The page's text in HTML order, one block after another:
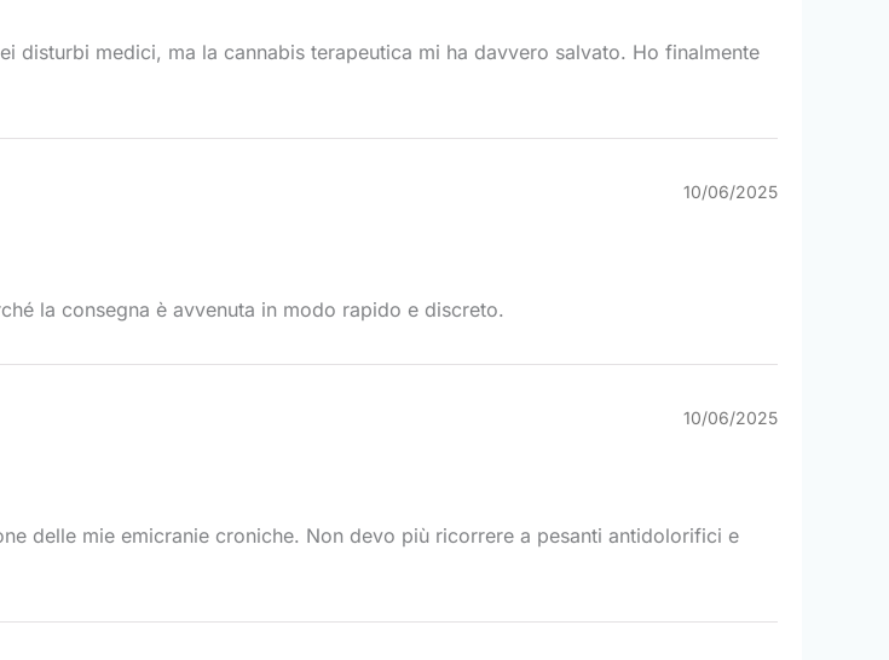
disturbi medici, ma la cannabis terapeutica mi ha davvero salvato. Ho finalmente
10/06/2025
la consegna è avvenuta in modo rapido e discreto.
10/06/2025
delle mie emicranie croniche. Non devo più ricorrere a pesanti antidolorifici e